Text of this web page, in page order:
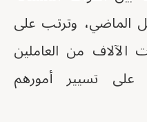
السريع في 15 أبريل الماضي، وترتب على
الآلاف من العاملين
على تسيير أمورهم